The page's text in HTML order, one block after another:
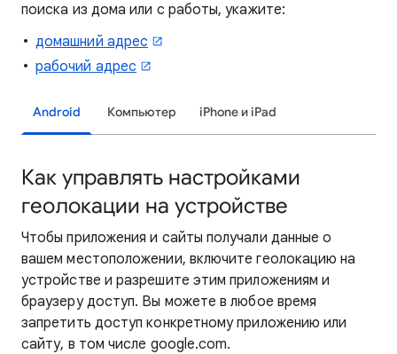
поиска из дома или с работы, укажите:
домашний адрес
рабочий адрес
Android Компьютер iPhone и iPad
Как управлять настройками
геолокации на устройстве
Чтобы приложения и сайты получали данные о
вашем местоположении, включите геолокацию на
устройстве и разрешите этим приложениям и
браузеру доступ. Вы можете в любое время
запретить доступ конкретному приложению или
сайту, в том числе google.com.